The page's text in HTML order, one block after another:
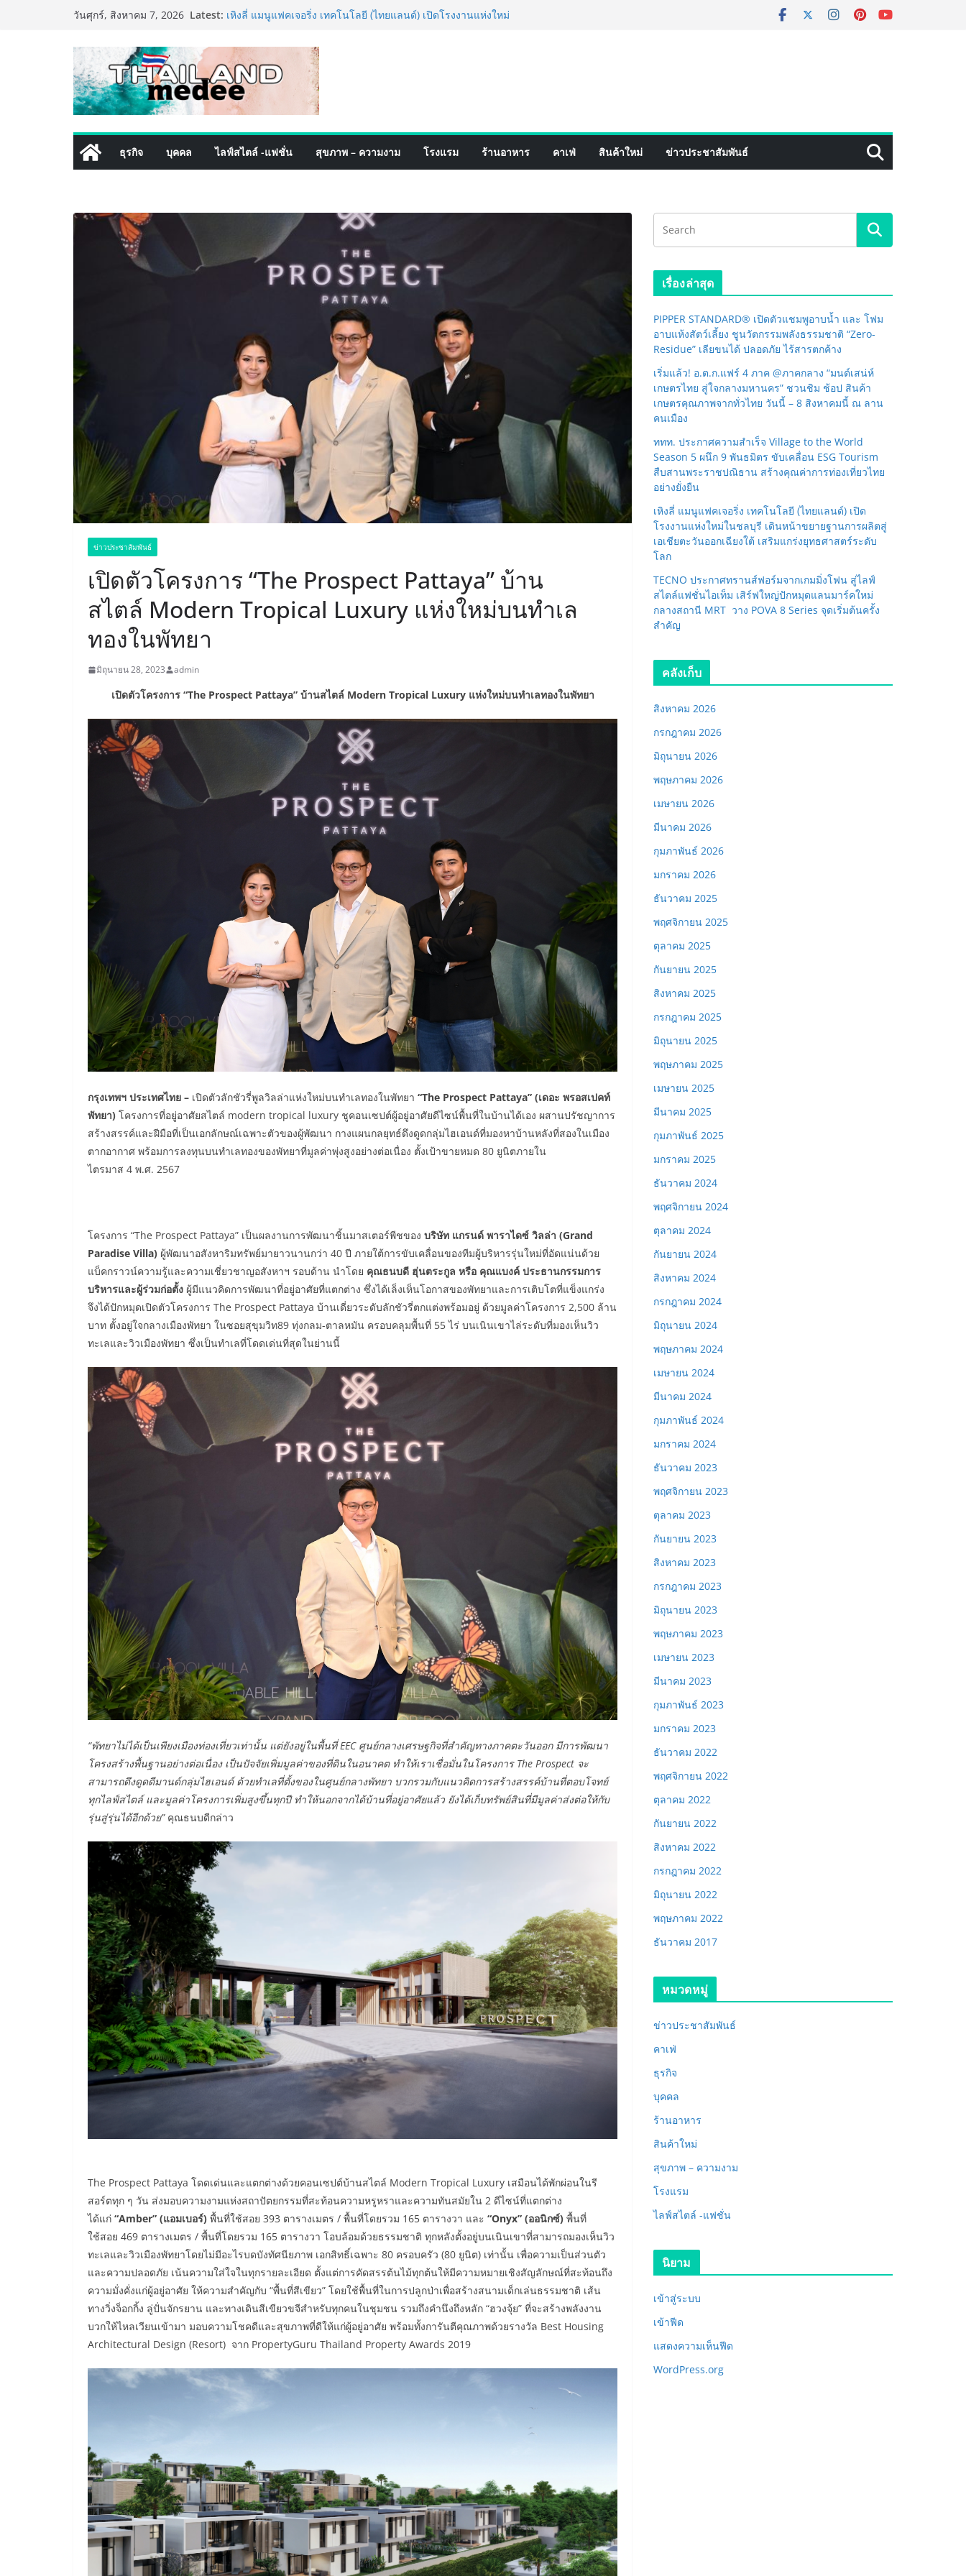
วันศุกร์, สิงหาคม 7, 2026 Latest: เหิงลี่ แมนูแฟคเจอริ่ง เทคโนโลยี (ไทยแลนด์) เปิดโรงงานแห่งใหม่
TECNO ประกาศทรานส์ฟอร์มจากเกมมิ่งโฟน สู่ไลฟ์สไตล์แฟชั่นไอ
เท็ม เสิร์ฟใหญ่ปักหมุดแลนมาร์คใหม่กลางสถานี MRT วาง POVA
8 Series จุดเริ่มต้นครั้งสำคัญ
PIPPER STANDARD® เปิดตัวแชมพูอาบน้ำ และ โฟมอาบแห้งสัตว์
เลี้ยง ชูนวัตกรรมพลังธรรมชาติ “Zero-Residue” เลียขนได้
ปลอดภัย ไร้สารตกค้าง
เริ่มแล้ว! อ.ต.ก.แฟร์ 4 ภาค @ภาคกลาง “มนต์เสน่ห์เกษตรไทย สู่
ใจกลางมหานคร” ชวนชิม ช้อป สินค้าเกษตรคุณภาพจากทั่ว
ไทย วันนี้ – 8 สิงหาคมนี้ ณ ลานคนเมือง
คุณค่าการท่องเที่ยวไทยอย่างยั่งยืน
ธุรกิจ บุคคล ไลฟ์สไตล์ -แฟชั่น สุขภาพ – ความงาม โรงแรม ร้านอาหาร คาเฟ่ สินค้าใหม่ ข่าวประชาสัมพันธ์
ข่าวประชาสัมพันธ์
เปิดตัวโครงการ “The Prospect Pattaya” บ้าน
สไตล์ Modern Tropical Luxury แห่งใหม่บนทำเล
ทองในพัทยา
มิถุนายน 28, 2023 admin
เปิดตัวโครงการ “The Prospect Pattaya” บ้านสไตล์Modern Tropical Luxury แห่งใหม่บนทำเลทองในพัทยา
กรุงเทพฯ ประเทศไทย – เปิดตัวลักชัวรี่พูลวิลล่าแห่งใหม่บนทำเลทองในพัทยา “The Prospect Pattaya” (เดอะ พรอสเปคท์
พัทยา) โครงการที่อยู่อาศัยสไตล์ modern tropical luxury ชูคอนเซปต์ผู้อยู่อาศัยดีไซน์พื้นที่ในบ้านได้เอง ผสานปรัชญาการ
สร้างสรรค์และฝีมือที่เป็นเอกลักษณ์เฉพาะตัวของผู้พัฒนา กางแผนกลยุทธ์ดึงดูดกลุ่มไฮเอนด์ที่มองหาบ้านหลังที่สองในเมือง
ตากอากาศ พร้อมการลงทุนบนทำเลทองของพัทยาที่มูลค่าพุ่งสูงอย่างต่อเนื่อง ตั้งเป้าขายหมด 80 ยูนิตภายใน
ไตรมาส 4 พ.ศ. 2567
โครงการ “The Prospect Pattaya” เป็นผลงานการพัฒนาชิ้นมาสเตอร์พีชของ บริษัท แกรนด์ พาราไดซ์ วิลล่า (Grand
Paradise Villa) ผู้พัฒนาอสังหาริมทรัพย์มายาวนานกว่า 40 ปี ภายใต้การขับเคลื่อนของทีมผู้บริหารรุ่นใหม่ที่อัดแน่นด้วย
แบ็คกราวน์ความรู้และความเชี่ยวชาญอสังหาฯ รอบด้าน นำโดย คุณธนบดี ฮุ่นตระกูล หรือ คุณแบงค์ ประธานกรรมการ
บริหารและผู้ร่วมก่อตั้ง ผู้มีแนวคิดการพัฒนาที่อยู่อาศัยที่แตกต่าง ซึ่งได้เล็งเห็นโอกาสของพัทยาและการเติบโตที่แข็งแกร่ง
จึงได้ปักหมุดเปิดตัวโครงการ The Prospect Pattaya บ้านเดี่ยวระดับลักชัวรี่ตกแต่งพร้อมอยู่ ด้วยมูลค่าโครงการ 2,500 ล้าน
บาท ตั้งอยู่ใจกลางเมืองพัทยา ในซอยสุขุมวิท89 ทุ่งกลม-ตาลหมัน ครอบคลุมพื้นที่ 55ไร่ บนเนินเขาไล่ระดับที่มองเห็นวิว
ทะเลและวิวเมืองพัทยา ซึ่งเป็นทำเลที่โดดเด่นที่สุดในย่านนี้
“พัทยาไม่ได้เป็นเพียงเมืองท่องเที่ยวเท่านั้น แต่ยังอยู่ในพื้นที่EEC ศูนย์กลางเศรษฐกิจที่สำคัญทางภาคตะวันออก มีการพัฒนา
โครงสร้างพื้นฐานอย่างต่อเนื่อง เป็นปัจจัยเพิ่มมูลค่าของที่ดินในอนาคต ทำให้เราเชื่อมั่นในโครงการ The Prospect จะ
สามารถดึงดูดดีมานด์กลุ่มไฮเอนด์ ด้วยทำเลที่ตั้งของในศูนย์กลางพัทยา บวกรวมกับแนวคิดการสร้างสรรค์บ้านที่ตอบโจทย์
ทุกไลฟ์สไตล์ และมูลค่าโครงการเพิ่มสูงขึ้นทุกปี ทำให้นอกจากได้บ้านที่อยู่อาศัยแล้ว ยังได้เก็บทรัพย์สินที่มีมูลค่าส่งต่อให้กับ
รุ่นสู่รุ่นได้อีกด้วย” คุณธนบดีกล่าว
The Prospect Pattaya โดดเด่นและแตกต่างด้วยคอนเซปต์บ้านสไตล์ Modern Tropical Luxury เสมือนได้พักผ่อนในรี
สอร์ตทุก ๆ วัน ส่งมอบความงามแห่งสถาปัตยกรรมที่สะท้อนความหรูหราและความทันสมัยใน 2 ดีไซน์ที่แตกต่าง
ได้แก่ “Amber” (แอมเบอร์) พื้นที่ใช้สอย 393 ตารางเมตร / พื้นที่โดยรวม 165 ตารางวา และ “Onyx” (ออนิกซ์) พื้นที่
ใช้สอย 469 ตารางเมตร / พื้นที่โดยรวม 165 ตารางวา โอบล้อมด้วยธรรมชาติ ทุกหลังตั้งอยู่บนเนินเขาที่สามารถมองเห็นวิว
ทะเลและวิวเมืองพัทยาโดยไม่มีอะไรบดบังทัศนียภาพ เอกสิทธิ์เฉพาะ 80 ครอบครัว (80 ยูนิต) เท่านั้น เพื่อความเป็นส่วนตัว
และความปลอดภัย เน้นความใส่ใจในทุกรายละเอียด ตั้งแต่การคัดสรรต้นไม้ทุกต้นให้มีความหมายเชิงสัญลักษณ์ที่สะท้อนถึง
ความมั่งคั่งแก่ผู้อยู่อาศัย ให้ความสำคัญกับ “พื้นที่สีเขียว” โดยใช้พื้นที่ในการปลูกป่าเพื่อสร้างสนามเด็กเล่นธรรมชาติ เส้น
ทางวิ่งจ็อกกิ้ง ลู่ปั่นจักรยาน และทางเดินสีเขียวขจีสำหรับทุกคนในชุมชน รวมถึงคำนึงถึงหลัก “ฮวงจุ้ย” ที่จะสร้างพลังงาน
บวกให้ไหลเวียนเข้ามา มอบความโชคดีและสุขภาพที่ดีให้แก่ผู้อยู่อาศัย พร้อมทั้งการันตีคุณภาพด้วยรางวัล Best Housing
Architectural Design (Resort) จาก PropertyGuru Thailand Property Awards 2019
เรื่องล่าสุด
PIPPER STANDARD® เปิดตัวแชมพูอาบน้ำ และ โฟม
อาบแห้งสัตว์เลี้ยง ชูนวัตกรรมพลังธรรมชาติ “Zero-
Residue” เลียขนได้ ปลอดภัย ไร้สารตกค้าง
เริ่มแล้ว! อ.ต.ก.แฟร์ 4 ภาค @ภาคกลาง “มนต์เสน่ห์
เกษตรไทย สู่ใจกลางมหานคร” ชวนชิม ช้อป สินค้า
เกษตรคุณภาพจากทั่วไทย วันนี้ – 8 สิงหาคมนี้ ณ ลาน
คนเมือง
ททท. ประกาศความสำเร็จ Village to the World
Season 5 ผนึก 9 พันธมิตร ขับเคลื่อน ESG Tourism
สืบสานพระราชปณิธาน สร้างคุณค่าการท่องเที่ยวไทย
อย่างยั่งยืน
เหิงลี่ แมนูแฟคเจอริ่ง เทคโนโลยี (ไทยแลนด์) เปิด
โรงงานแห่งใหม่ในชลบุรี เดินหน้าขยายฐานการผลิตสู่
เอเชียตะวันออกเฉียงใต้ เสริมแกร่งยุทธศาสตร์ระดับ
โลก
TECNO ประกาศทรานส์ฟอร์มจากเกมมิ่งโฟน สู่ไลฟ์
สไตล์แฟชั่นไอเท็ม เสิร์ฟใหญ่ปักหมุดแลนมาร์คใหม่
กลางสถานี MRT วาง POVA 8 Series จุดเริ่มต้นครั้ง
สำคัญ
คลังเก็บ
สิงหาคม 2026
กรกฎาคม 2026
มิถุนายน 2026
พฤษภาคม 2026
เมษายน 2026
มีนาคม 2026
กุมภาพันธ์ 2026
มกราคม 2026
ธันวาคม 2025
พฤศจิกายน 2025
ตุลาคม 2025
กันยายน 2025
สิงหาคม 2025
กรกฎาคม 2025
มิถุนายน 2025
พฤษภาคม 2025
เมษายน 2025
มีนาคม 2025
กุมภาพันธ์ 2025
มกราคม 2025
ธันวาคม 2024
พฤศจิกายน 2024
ตุลาคม 2024
กันยายน 2024
สิงหาคม 2024
กรกฎาคม 2024
มิถุนายน 2024
พฤษภาคม 2024
เมษายน 2024
มีนาคม 2024
กุมภาพันธ์ 2024
มกราคม 2024
ธันวาคม 2023
พฤศจิกายน 2023
ตุลาคม 2023
กันยายน 2023
สิงหาคม 2023
กรกฎาคม 2023
มิถุนายน 2023
พฤษภาคม 2023
เมษายน 2023
มีนาคม 2023
กุมภาพันธ์ 2023
มกราคม 2023
ธันวาคม 2022
พฤศจิกายน 2022
ตุลาคม 2022
กันยายน 2022
สิงหาคม 2022
กรกฎาคม 2022
มิถุนายน 2022
พฤษภาคม 2022
ธันวาคม 2017
หมวดหมู่
ข่าวประชาสัมพันธ์
คาเฟ่
ธุรกิจ
บุคคล
ร้านอาหาร
สินค้าใหม่
สุขภาพ – ความงาม
โรงแรม
ไลฟ์สไตล์ -แฟชั่น
นิยาม
เข้าสู่ระบบ
เข้าฟีด
แสดงความเห็นฟีด
WordPress.org